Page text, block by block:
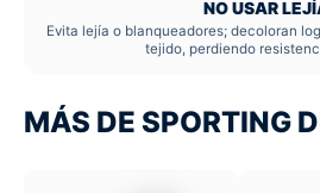
NO USAR
Evita lejía o blanqueadores; decoloran
tejido, perdiendo
MÁS DE SPORTING